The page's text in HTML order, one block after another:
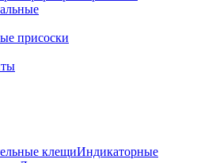
присоски
клещиИндикаторные